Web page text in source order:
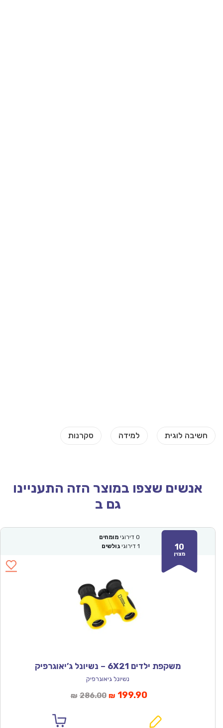
אנשים שצפו במוצר הזה התעניינו
גם ב
10
מצוין
0 דירוגי מומחים
1 דירוגי גולשים
משקפת ילדים 6X21 – נשיונל ג’יאוגרפיק
נשיונל גיאוגרפיק
₪ 286.00המחיר
₪ 199.90המחיר
הוא: